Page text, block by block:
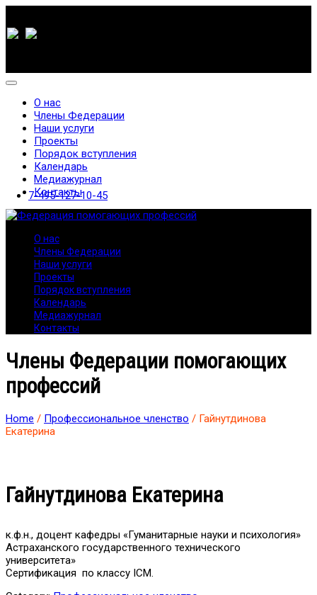
7-495-127-10-45
О нас
Члены Федерации
Наши услуги
Проекты
Порядок вступления
Календарь
Медиажурнал
Контакты
О нас
Члены Федерации
Наши услуги
Проекты
Порядок вступления
Календарь
Медиажурнал
Контакты
Члены Федерации помогающих
профессий
Home / Профессиональное членство / Гайнутдинова
Екатерина
Гайнутдинова Екатерина
к.ф.н., доцент кафедры «Гуманитарные науки и психология»
Астраханского государственного технического
университета»
Сертификация по классу ICM.